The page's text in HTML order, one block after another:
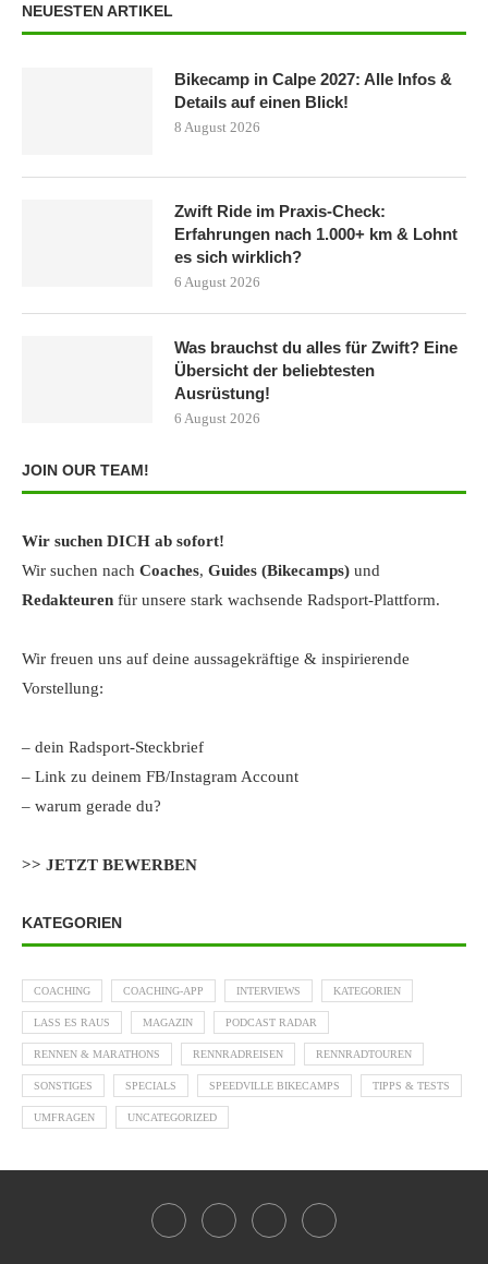
NEUESTEN ARTIKEL
Bikecamp in Calpe 2027: Alle Infos &
Details auf einen Blick!
8 August 2026
Zwift Ride im Praxis-Check:
Erfahrungen nach 1.000+ km & Lohnt
es sich wirklich?
6 August 2026
Was brauchst du alles für Zwift? Eine
Übersicht der beliebtesten
Ausrüstung!
6 August 2026
JOIN OUR TEAM!
Wir suchen DICH ab sofort!
Wir suchen nach Coaches, Guides (Bikecamps) und
Redakteuren für unsere stark wachsende Radsport-Plattform.
Wir freuen uns auf deine aussagekräftige & inspirierende
Vorstellung:
– dein Radsport-Steckbrief
– Link zu deinem FB/Instagram Account
– warum gerade du?
>> JETZT BEWERBEN
KATEGORIEN
COACHING COACHING-APP INTERVIEWS KATEGORIEN
LASS ES RAUS MAGAZIN PODCAST RADAR
RENNEN & MARATHONS RENNRADREISEN RENNRADTOUREN
SONSTIGES SPECIALS SPEEDVILLE BIKECAMPS TIPPS & TESTS
UMFRAGEN UNCATEGORIZED